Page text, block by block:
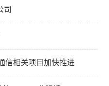
司
信相关项目加快推进